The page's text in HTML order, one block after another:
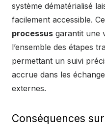
système dématérialisé
facilement accessible.
processus garantit une
l’ensemble des étapes
permettant un suivi
accrue dans les
externes.
Conséquences